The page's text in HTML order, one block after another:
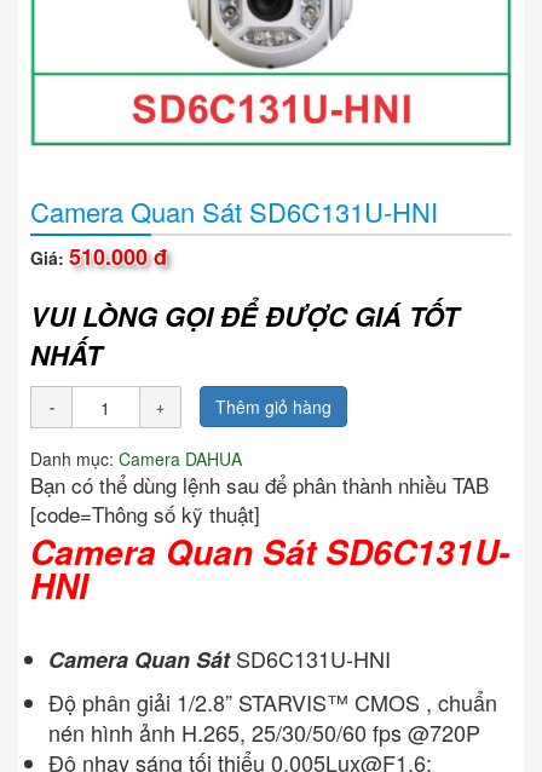
Camera Quan Sát SD6C131U-HNI
Giá: 510.000 đ
VUI LÒNG GỌI ĐỂ ĐƯỢC GIÁ TỐT
NHẤT
Thêm giỏ hàng
Danh mục: Camera DAHUA
Bạn có thể dùng lệnh sau để phân thành nhiều TAB
[code=Thông số kỹ thuật]
Camera Quan Sát SD6C131U-
HNI
Camera Quan SátSD6C131U-HNI
Độ phân giải 1/2.8” STARVIS™ CMOS , chuẩn
nén hình ảnh H.265, 25/30/50/60 fps @720P
Độ nhạy sáng tối thiểu 0.005Lux@F1.6;